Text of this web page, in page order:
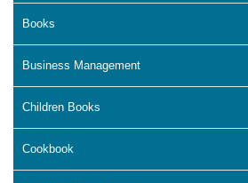
Books
Business Management
Children Books
Cookbook